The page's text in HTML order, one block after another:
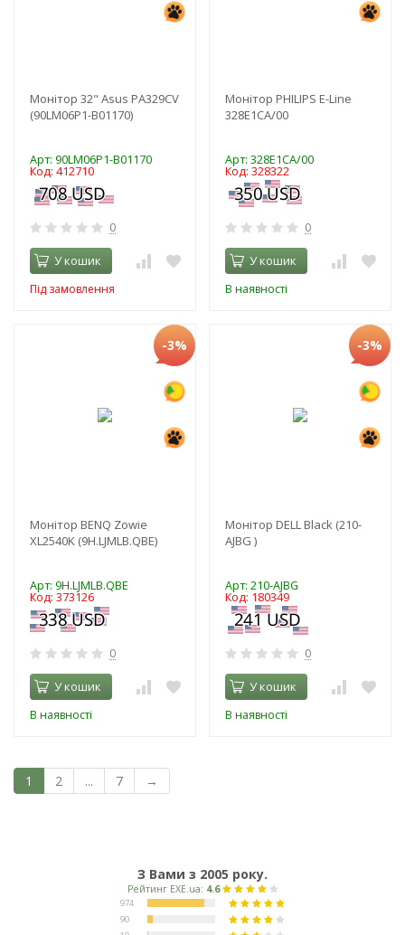
Монітор 32" Asus PA329CV
(90LM06P1-B01170)
Арт: 90LM06P1-B01170
Код: 412710
0
У кошик
Під замовлення
Монітор PHILIPS E-Line
328E1CA/00
Арт: 328E1CA/00
Код: 328322
0
У кошик
В наявності
-3%
Монітор BENQ Zowie
XL2540K (9H.LJMLB.QBE)
Арт: 9H.LJMLB.QBE
Код: 373126
0
У кошик
В наявності
-3%
Монітор DELL Black (210-
AJBG )
Арт: 210-AJBG
Код: 180349
0
У кошик
В наявності
1 2 ... 7 →
З Вами з 2005 року.